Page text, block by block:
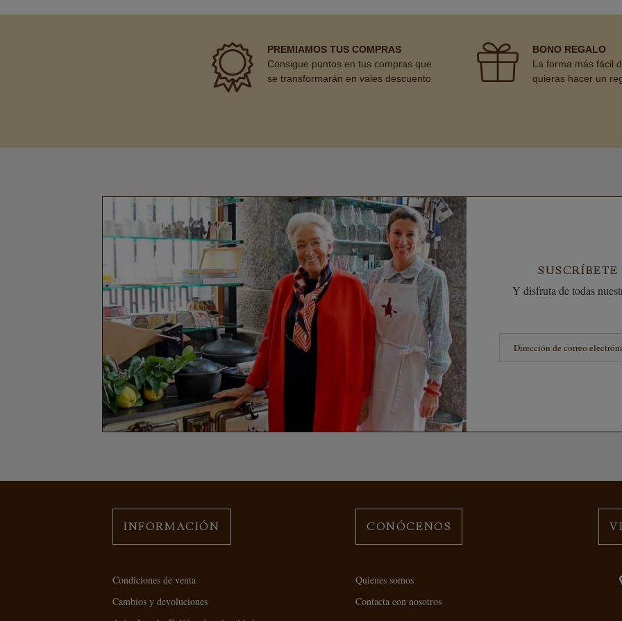
PREMIAMOS TUS COMPRAS
Consigue puntos en tus compras que
se transformarán en vales descuento
BONO REGALO
La forma más fácil
quieras hacer un
Y disfruta de todas
INFORMACIÓN
Condiciones de venta
Cambios y devoluciones
CONÓCENOS
Quienes somos
Contacta con nosotros